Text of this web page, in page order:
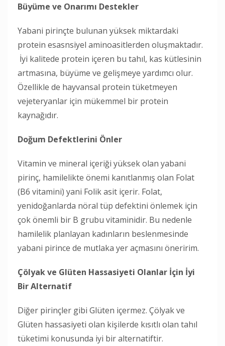
Büyüme ve Onarımı Destekler
Yabani pirinçte bulunan yüksek miktardaki
protein esasnsiyel aminoasitlerden oluşmaktadır.
İyi kalitede protein içeren bu tahıl, kas kütlesinin
artmasına, büyüme ve gelişmeye yardımcı olur.
Özellikle de hayvansal protein tüketmeyen
vejeteryanlar için mükemmel bir protein
kaynağıdır.
Doğum Defektlerini Önler
Vitamin ve mineral içeriği yüksek olan yabani
pirinç, hamilelikte önemi kanıtlanmış olan Folat
(B6 vitamini) yani Folik asit içerir. Folat,
yenidoğanlarda nöral tüp defektini önlemek için
çok önemli bir B grubu vitaminidir. Bu nedenle
hamilelik planlayan kadınların beslenmesinde
yabani pirince de mutlaka yer açmasını öneririm.
Çölyak ve Glüten Hassasiyeti Olanlar İçin İyi
Bir Alternatif
Diğer pirinçler gibi Glüten içermez. Çölyak ve
Glüten hassasiyeti olan kişilerde kısıtlı olan tahıl
tüketimi konusunda iyi bir alternatiftir.